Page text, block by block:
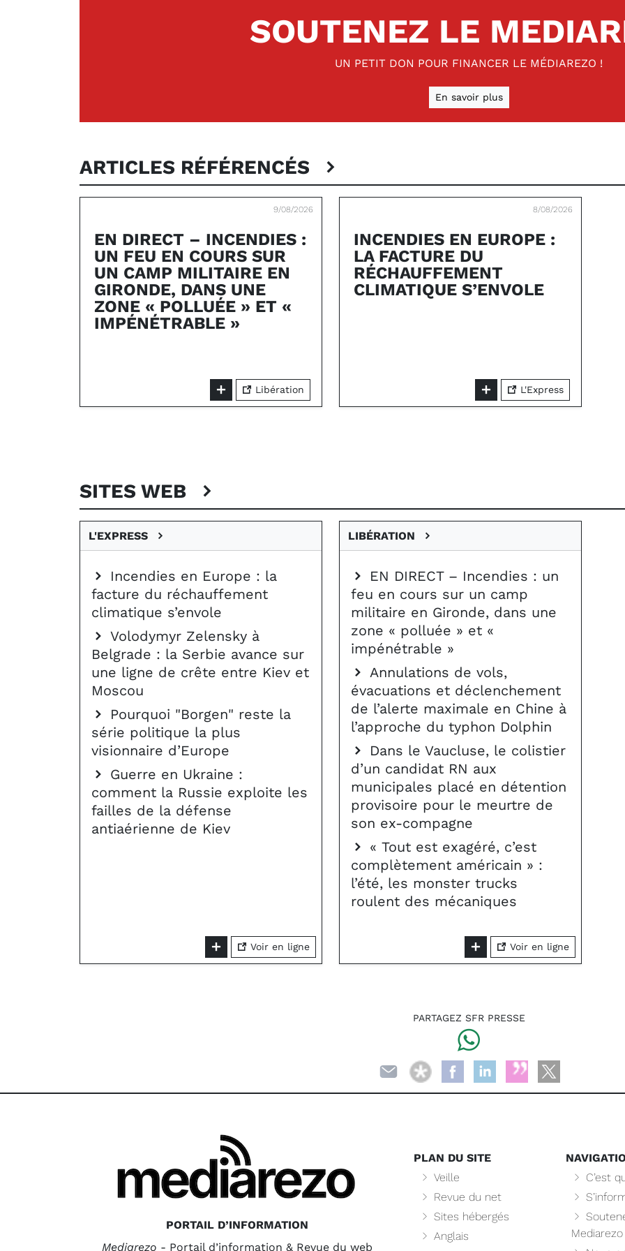
SOUTENEZ LE
UN PETIT DON POUR FINANCER LE MÉDIAREZO !
En savoir plus
ARTICLES RÉFÉRENCÉS
9/08/2026
EN DIRECT – INCENDIES :
UN FEU EN COURS SUR
UN CAMP MILITAIRE EN
GIRONDE, DANS UNE
ZONE « POLLUÉE » ET «
IMPÉNÉTRABLE »
Libération
8/08/2026
INCENDIES EN EUROPE :
LA FACTURE DU
RÉCHAUFFEMENT
CLIMATIQUE S’ENVOLE
L'Express
SITES WEB
L'EXPRESS
Incendies en Europe : la
facture du réchauffement
climatique s’envole
Volodymyr Zelensky à
Belgrade : la Serbie avance sur
une ligne de crête entre Kiev et
Moscou
Pourquoi "Borgen" reste la
série politique la plus
visionnaire d’Europe
Guerre en Ukraine :
comment la Russie exploite les
failles de la défense
antiaérienne de Kiev
Voir en ligne
LIBÉRATION
EN DIRECT – Incendies : un
feu en cours sur un camp
militaire en Gironde, dans une
zone « polluée » et «
impénétrable »
Annulations de vols,
évacuations et déclenchement
de l’alerte maximale en Chine à
l’approche du typhon Dolphin
Dans le Vaucluse, le colistier
d’un candidat RN aux
municipales placé en détention
provisoire pour le meurtre de
son ex-compagne
« Tout est exagéré, c’est
complètement américain » :
l’été, les monster trucks
roulent des mécaniques
Voir en ligne
PARTAGEZ SFR PRESSE
PORTAIL D’INFORMATION
Mediarezo - Portail d’information & Revue du web
PLAN DU SITE
Veille
Revue du net
Sites hébergés
Anglais
C’est
Mediarezo